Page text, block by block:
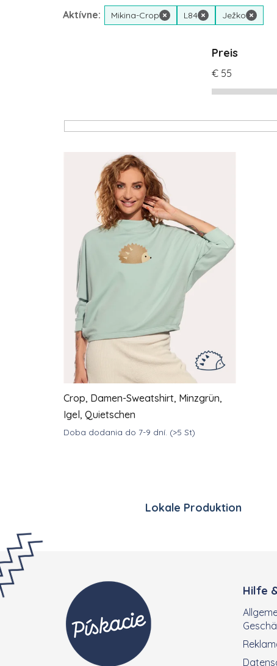
Aktívne: Mikina-Crop × L84 × Ježko ×
Preis
€ 55
Liste der Produkte
Crop, Damen-Sweatshirt, Minzgrün,
Igel, Quietschen
Doba dodania do 7-9 dní. (>5 St)
Lokale Produktion
Fußzeile
Hilfe